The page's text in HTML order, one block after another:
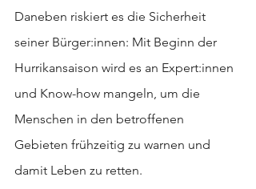
Daneben riskiert es die Sicherheit
seiner Bürger:innen: Mit Beginn der
Hurrikansaison wird es an Expert:innen
und Know-how mangeln, um die
Menschen in den betroffenen
Gebieten frühzeitig zu warnen und
damit Leben zu retten.